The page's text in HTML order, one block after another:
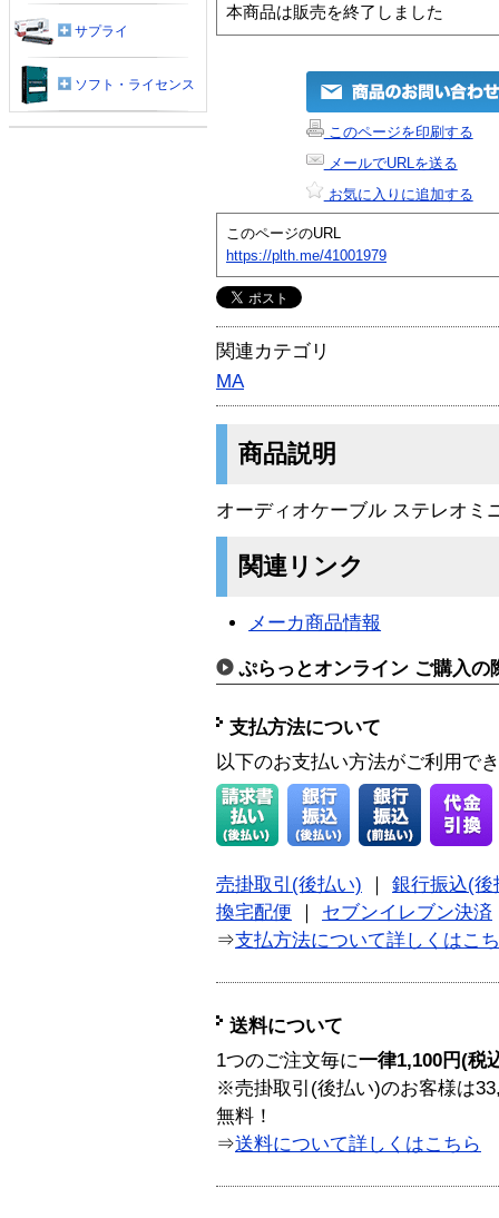
本商品は販売を終了しました
このページを印刷する
メールでURLを送る
お気に入りに追加する
このページのURL
https://plth.me/41001979
関連カテゴリ
MA
商品説明
オーディオケーブル ステレオミ
関連リンク
メーカ商品情報
ぷらっとオンライン ご購入の
支払方法について
以下のお支払い方法がご利用で
売掛取引(後払い)
銀行振込(後
換宅配便
セブンイレブン決済
⇒支払方法について詳しくはこ
送料について
1つのご注文毎に一律1,100円(税
※売掛取引(後払い)のお客様は
無料！
⇒送料について詳しくはこちら
サプライ
ソフト・ライセンス